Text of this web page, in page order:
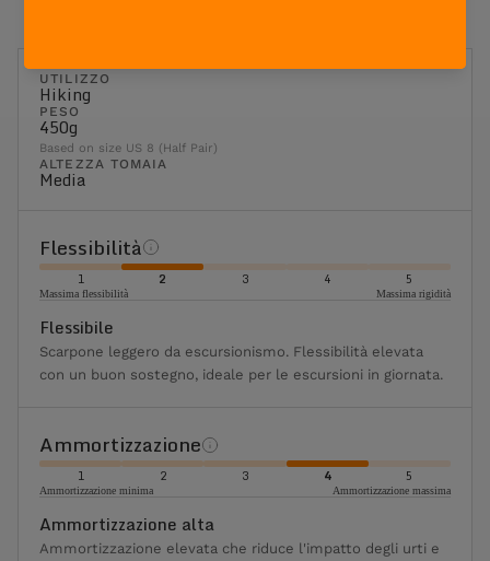
UTILIZZO
Hiking
PESO
450g
Based on size US 8 (Half Pair)
ALTEZZA TOMAIA
Media
Flessibilità
1 2 3 4 5
Massima flessibilità Massima rigidità
Flessibile
Scarpone leggero da escursionismo. Flessibilità elevata
con un buon sostegno, ideale per le escursioni in giornata.
Ammortizzazione
1 2 3 4 5
Ammortizzazione minima Ammortizzazione massima
Ammortizzazione alta
Ammortizzazione elevata che riduce l'impatto degli urti e